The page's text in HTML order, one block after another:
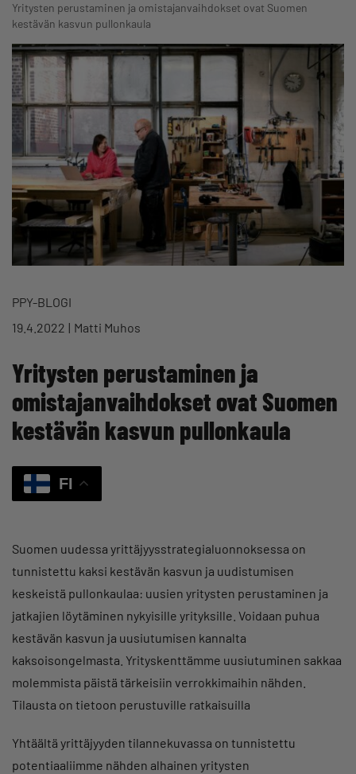
Yritysten perustaminen ja omistajanvaihdokset ovat Suomen
kestävän kasvun pullonkaula
PPY-BLOGI
19.4.2022
Matti Muhos
Yritysten perustaminen ja
omistajanvaihdokset ovat Suomen
kestävän kasvun pullonkaula
FI
Suomen uudessa yrittäjyysstrategialuonnoksessa on
tunnistettu kaksi kestävän kasvun ja uudistumisen
keskeistä pullonkaulaa: uusien yritysten perustaminen ja
jatkajien löytäminen nykyisille yrityksille. Voidaan puhua
kestävän kasvun ja uusiutumisen kannalta
kaksoisongelmasta. Yrityskenttämme uusiutuminen sakkaa
molemmista päistä tärkeisiin verrokkimaihin nähden.
Tilausta on tietoon perustuville ratkaisuilla
Yhtäältä yrittäjyyden tilannekuvassa on tunnistettu
potentiaaliimme nähden alhainen yritysten